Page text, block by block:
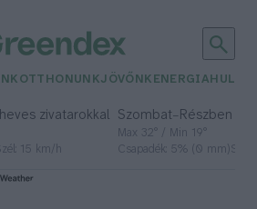
OTTHONUNKJÖVŐNK ENERGIA
zivatarokkal
15 km/h
Szombat– Részben
Max 32° / Min 19°
Csapadék: 5% (0 mm)